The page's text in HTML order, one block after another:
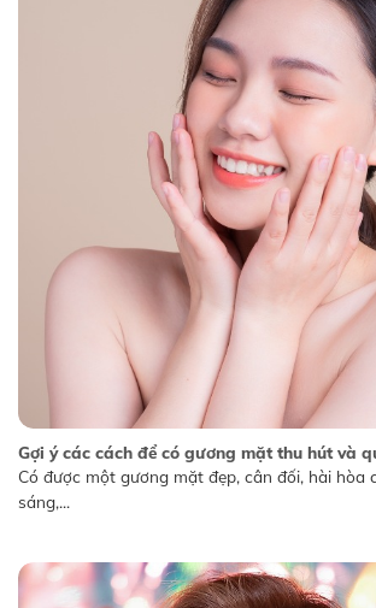
Gợi ý các cách để có gương mặt thu hút và
Có được một gương mặt đẹp, cân đối, hài hòa
sáng,...